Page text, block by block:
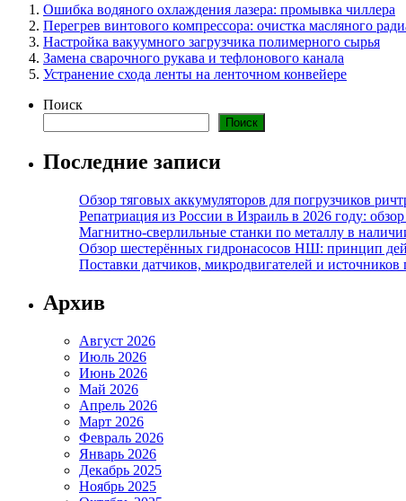
Ошибка водяного охлаждения лазера: промывка чиллера
Перегрев винтового компрессора: очистка масляного
Настройка вакуумного загрузчика полимерного сырья
Замена сварочного рукава и тефлонового канала
Устранение схода ленты на ленточном конвейере
Поиск
Поиск
Последние записи
Обзор тяговых аккумуляторов для погрузчиков
Репатриация из России в Израиль в 2026 году: обзор
Магнитно-сверлильные станки по металлу в
Обзор шестерённых гидронасосов НШ: принцип
Поставки датчиков, микродвигателей и
Архив
Август 2026
Июль 2026
Июнь 2026
Май 2026
Апрель 2026
Март 2026
Февраль 2026
Январь 2026
Декабрь 2025
Ноябрь 2025